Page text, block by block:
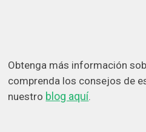
Obtenga más información
comprenda los consejos de
nuestro blog aquí.